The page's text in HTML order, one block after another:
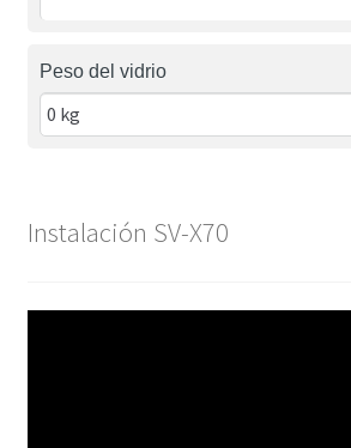
Peso del vidrio
Instalación SV-X70